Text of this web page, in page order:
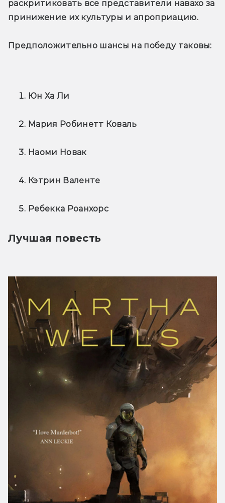
раскритиковать все представители навахо за
принижение их культуры и апроприацию.
Предположительно шансы на победу таковы:
Юн Ха Ли
Мария Робинетт Коваль
Наоми Новак
Кэтрин Валенте
Ребекка Роанхорс
Лучшая повесть